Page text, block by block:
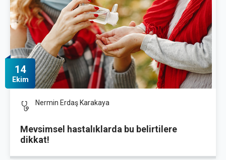
14
Ekim
Nermin Erdaş Karakaya
Mevsimsel hastalıklarda bu belirtilere
dikkat!